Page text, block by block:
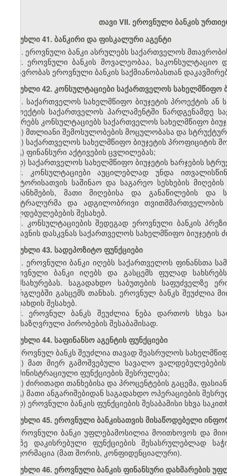
თავი VII. ეროვნული ბანკის
მუხლი 41. ბანკირი და ფისკალური აგენტი
1. ეროვნული ბანკი ასრულებს საქართველოს
2. ეროვნული ბანკის მოვალეობაა,
მთავრობას ეროვნული ბანკის საქმიანობასთან
მუხლი 42. კონსულტაციები საქართველოს სახელმწიფო
1. საქართველოს სახელმწიფო ბიუჯეტის პროექტის
პროექტის საქართველოს პარლამენტში წარდგენამდე
ატარებს კონსულტაციებს საქართველოს სახელმწიფო
ა) მთლიანი შემოსულობების მოცულობასა და
ბ) საქართველოს სახელმწიფო ბიუჯეტის პროფიციტის
გ) ფინანსური აქტივების ცვლილებას;
დ) საქართველოს სახელმწიფო ბიუჯეტის ხარჯების
2. კონსულტაციები აუცილებლად უნდა
სექტორისათვის საშინაო და საგარეო სესხების
შეთანხმების, მათი მიღებისა და განაწილების
ცენტრალურმა და ადგილობრივი
ვალდებულებების შესახებ.
3. კონსულტაციების შედეგად ეროვნული ბანკის
უგზავნის დასკვნას საქართველოს სახელმწიფო ბიუჯეტის
მუხლი 43. სადეპოზიტო ფუნქციები
1. ეროვნული ბანკი იღებს საქართველოს ფინანსთა
ეროვნული ბანკი იღებს და გასცემს ფულად
მომსახურებას. საგადახდო საბუთების საფუძველზე
ფარგლებში გასცემს თანხას. ეროვნულ ბანკს შეუძლია
გადახდის შესახებ.
2. ეროვნულ ბანკს შეუძლია ნება დართოს სხვა
განსაზღვრული პირობების შესაბამისად.
მუხლი 44. საფინანსო აგენტის ფუნქციები
ეროვნულ ბანკს შეუძლია თავად შეასრულოს
ა) მათ მიერ გამოშვებული სავალო
ადმინისტრაციული ფუნქციების შესრულება;
ბ) ძირითადი თანხებისა და პროცენტების გაცემა,
გ) მათი ანგარიშებიდან საგადახდო ოპერაციების
დ) ეროვნული ბანკის ფუნქციების შესაბამისი სხვა
მუხლი 45. ეროვნული ბანკისათვის მისაწოდებელი
ეროვნული ბანკი უფლებამოსილია მოითხოვოს და
მასზე დაკისრებული ფუნქციების შესასრულებლად
ინფორმაცია (მათ შორის, კონფიდენციალური).
მუხლი 46. ეროვნული ბანკის ფინანსური დახმარების